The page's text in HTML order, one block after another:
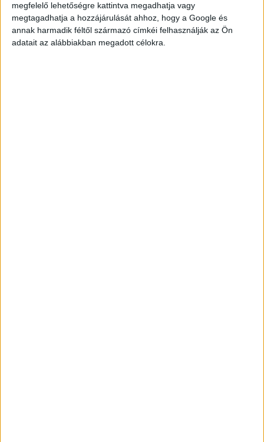
megfelelő lehetőségre kattintva megadhatja vagy
megtagadhatja a hozzájárulását ahhoz, hogy a Google és
annak harmadik féltől származó címkéi felhasználják az Ön
adatait az alábbiakban megadott célokra.